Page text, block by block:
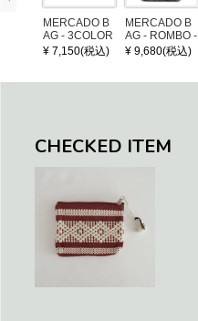
MERCADO B
AG - 3COLOR
S CHECK - Bl
¥ 7,150(税込)
MERCADO B
AG - ROMBO -
LONG HANDL
¥ 9,680(税込)
CHECKED ITEM